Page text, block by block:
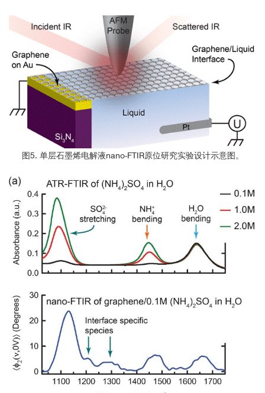
图5. 单层石墨烯电解液nano-FTIR原位研究实验设计示意图。
Prof. Dr. Rupert Huber
University of Regensburg
Department of Phyics
Germany
"The unique dual beam-path design of the neaSNOM near-field
microscope makes neaspec the natural choice for ultrafast
spectroscopy at the nanoscale."
清华大学
东南大学
中科院物理所
中科院上海技物所
香港理工大学
中山大学
中科院大连化物所
中国科学技术大学
首都师范大学
四川大学
南开大学